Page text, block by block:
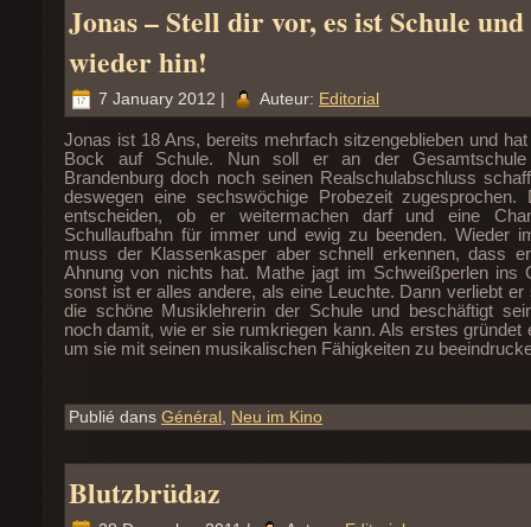
Jonas – Stell dir vor, es ist Schule
wieder hin!
7 January 2012 | Auteur: Editorial
Jonas ist 18 Ans, bereits mehrfach sitzengeblieben und
Bock auf Schule. Nun soll er an der Gesamtschule
Brandenburg doch noch seinen Realschulabschluss
deswegen eine sechswöchige Probezeit
entscheiden, ob er weitermachen darf und eine
Schullaufbahn für immer und ewig zu beenden. Wieder
muss der Klassenkasper aber schnell erkennen, dass
Ahnung von nichts hat. Mathe jagt im Schweißperlen ins
sonst ist er alles andere, als eine Leuchte. Dann verliebt
die schöne Musiklehrerin der Schule und beschäftigt
noch damit, wie er sie rumkriegen kann. Als erstes gründet
um sie mit seinen musikalischen Fähigkeiten zu
Publié dans Général , Neu im Kino
Blutzbrüdaz